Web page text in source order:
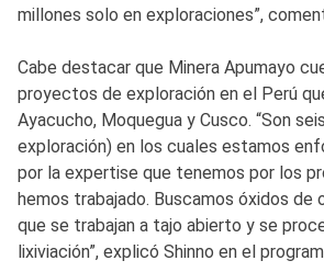
millones solo en exploraciones”,
Cabe destacar que Minera Apumayo
proyectos de exploración en el Perú
Ayacucho, Moquegua y Cusco. “Son
exploración) en los cuales estamos
por la expertise que tenemos por los
hemos trabajado. Buscamos óxidos de
que se trabajan a tajo abierto y se
lixiviación”, explicó Shinno en el